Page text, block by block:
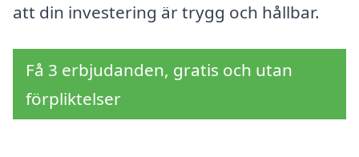
att din investering är trygg och hållbar.
Få 3 erbjudanden, gratis och utan
förpliktelser